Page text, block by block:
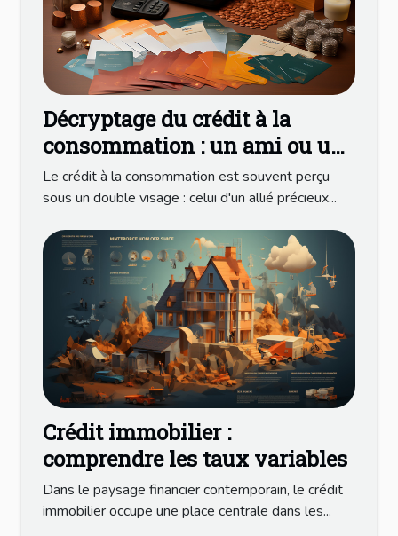
Décryptage du crédit à la
consommation : un ami ou un
ennemi ?
Le crédit à la consommation est souvent perçu
sous un double visage : celui d'un allié précieux...
Crédit immobilier :
comprendre les taux variables
Dans le paysage financier contemporain, le crédit
immobilier occupe une place centrale dans les...